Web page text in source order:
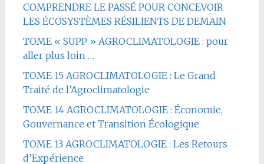
COMPRENDRE LE PASSÉ POUR CONCEVOIR
LES ÉCOSYSTÈMES RÉSILIENTS DE DEMAIN
TOME « SUPP » AGROCLIMATOLOGIE : pour
aller plus loin …
TOME 15 AGROCLIMATOLOGIE : Le Grand
Traité de l’Agroclimatologie
TOME 14 AGROCLIMATOLOGIE : Économie,
Gouvernance et Transition Écologique
TOME 13 AGROCLIMATOLOGIE : Les Retours
d’Expérience